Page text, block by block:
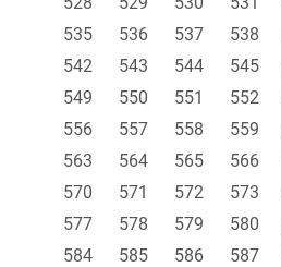
535
536 537 538
542
543 544 545
549
550 551 552
556
557 558 559
563
564 565 566
570
571 572 573
577
578 579 580
584
585 586 587